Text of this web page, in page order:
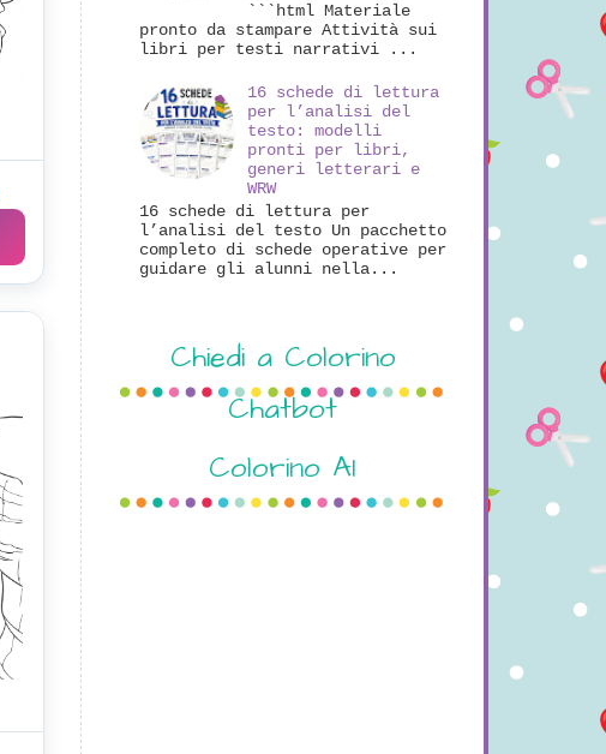
```html Materiale
pronto da stampare Attività sui
libri per testi narrativi ...
16 schede di lettura
per l’analisi del
testo: modelli
pronti per libri,
generi letterari e
WRW
16 schede di lettura per
l’analisi del testo Un pacchetto
completo di schede operative per
guidare gli alunni nella...
Chiedi a Colorino
Chatbot
Colorino AI